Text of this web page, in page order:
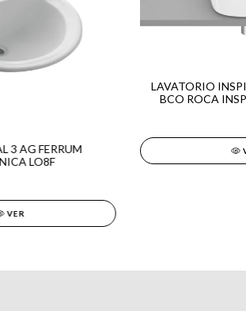
3 AG FERRUM
LO8F
VER
LAVATORIO
BCO ROCA